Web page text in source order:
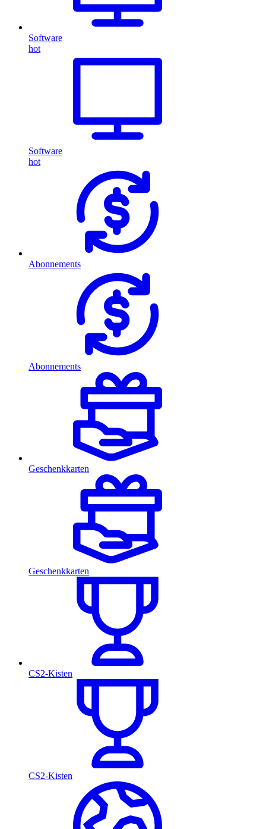
Software
hot
Software
hot
Abonnements
Abonnements
Geschenkkarten
Geschenkkarten
CS2-Kisten
CS2-Kisten